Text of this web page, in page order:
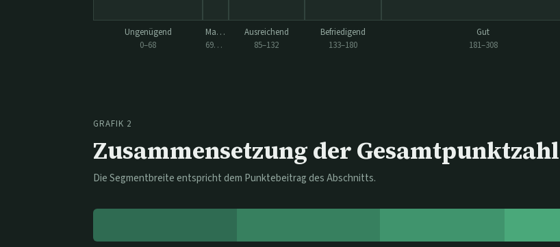
Ungenügend
0–68
Mangelhaft
69
–84
Ausreichend
85–132
Befriedigend
133–180
Gut
181–308
GRAFIK 2
Zusammensetzung der Gesamtpunktzahl
Die Segmentbreite entspricht dem Punktebeitrag des Abschnitts.